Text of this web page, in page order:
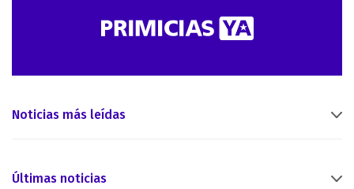
Noticias más leídas
Últimas noticias